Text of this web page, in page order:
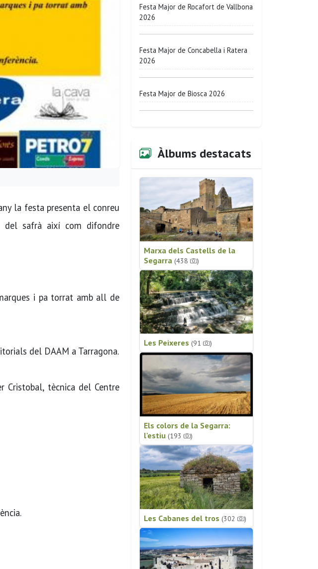
la festa presenta el conreu
del safrà així com difondre
i pa torrat amb all de
del DAAM a Tarragona.
Cristobal, tècnica del Centre
Festa Major de Rocafort de Vallbona
2026
Festa Major de Concabella i Ratera
2026
Festa Major de Biosca 2026
Àlbums destacats
Marxa dels Castells de la
Segarra (438 )
Les Peixeres (91 )
Els colors de la Segarra:
l'estiu (193 )
Les Cabanes del tros (302 )